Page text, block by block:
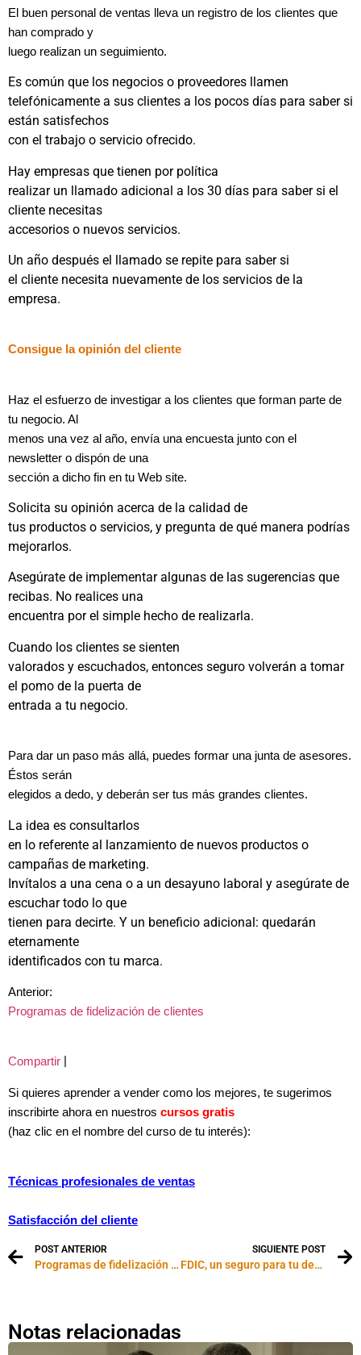
El buen personal de ventas lleva un registro de los clientes que
han comprado y
luego realizan un seguimiento.
Es común que los negocios o proveedores llamen
telefónicamente a sus clientes a los pocos días para saber si
están satisfechos
con el trabajo o servicio ofrecido.
Hay empresas que tienen por política
realizar un llamado adicional a los 30 días para saber si el
cliente necesitas
accesorios o nuevos servicios.
Un año después el llamado se repite para saber si
el cliente necesita nuevamente de los servicios de la
empresa.
Consigue la opinión del cliente
Haz el esfuerzo de investigar a los clientes que forman parte de
tu negocio. Al
menos una vez al año, envía una encuesta junto con el
newsletter o dispón de una
sección a dicho fin en tu Web site.
Solicita su opinión acerca de la calidad de
tus productos o servicios, y pregunta de qué manera podrías
mejorarlos.
Asegúrate de implementar algunas de las sugerencias que
recibas. No realices una
encuentra por el simple hecho de realizarla.
Cuando los clientes se sienten
valorados y escuchados, entonces seguro volverán a tomar
el pomo de la puerta de
entrada a tu negocio.
Para dar un paso más allá, puedes formar una junta de asesores.
Éstos serán
elegidos a dedo, y deberán ser tus más grandes clientes.
La idea es consultarlos
en lo referente al lanzamiento de nuevos productos o
campañas de marketing.
Invítalos a una cena o a un desayuno laboral y asegúrate de
escuchar todo lo que
tienen para decirte. Y un beneficio adicional: quedarán
eternamente
identificados con tu marca.
Anterior:
Programas de fidelización de clientes
Compartir
Si quieres aprender a vender como los mejores, te sugerimos
inscribirte ahora en nuestros cursos gratis
(haz clic en el nombre del curso de tu interés):
Técnicas profesionales de ventas
Satisfacción del cliente
POST ANTERIOR
Programas de fidelización de clientes
SIGUIENTE POST
FDIC, un seguro para tu depósito bancario
Notas relacionadas